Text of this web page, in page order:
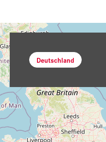
Deutschland